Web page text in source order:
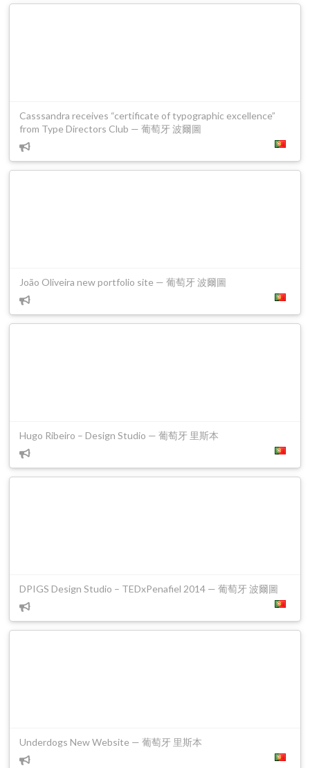
Casssandra receives “certificate of typographic excellence”
from Type Directors Club — 葡萄牙 波爾圖
João Oliveira new portfolio site — 葡萄牙 波爾圖
Hugo Ribeiro – Design Studio — 葡萄牙 里斯本
DPIGS Design Studio – TEDxPenafiel 2014 — 葡萄牙 波爾圖
Underdogs New Website — 葡萄牙 里斯本